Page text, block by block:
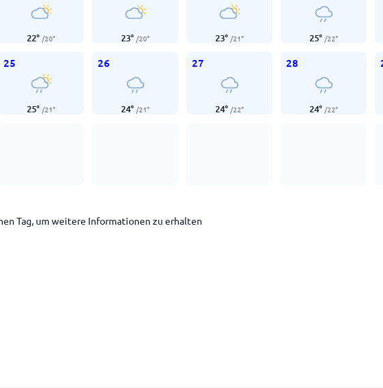
22° /20° 23° /20° 23° /21° 25° /22°
25
25° /21°
26
24° /21°
27
24° /22°
28
24° /22°
Tag, um weitere Informationen zu erhalten